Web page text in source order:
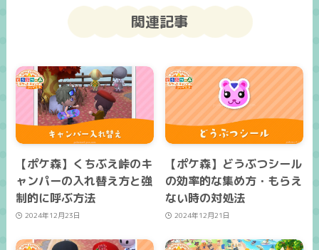
関連記事
【ポケ森】くちぶえ峠のキ
ャンパーの入れ替え方と強
制的に呼ぶ方法
2024年12月23日
【ポケ森】どうぶつシール
の効率的な集め方・もらえ
ない時の対処法
2024年12月21日